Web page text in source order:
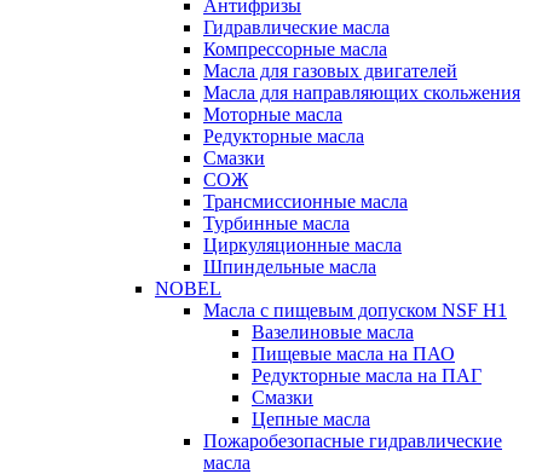
Антифризы
Гидравлические масла
Компрессорные масла
Масла для газовых двигателей
Масла для направляющих скольжения
Моторные масла
Редукторные масла
Смазки
СОЖ
Трансмиссионные масла
Турбинные масла
Циркуляционные масла
Шпиндельные масла
NOBEL
Масла с пищевым допуском NSF H1
Вазелиновые масла
Пищевые масла на ПАО
Редукторные масла на ПАГ
Смазки
Цепные масла
Пожаробезопасные гидравлические
масла